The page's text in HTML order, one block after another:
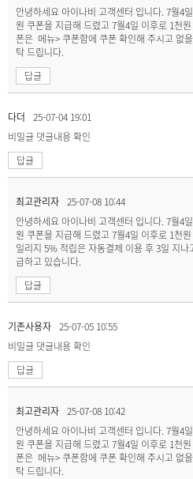
안녕하세요 아이나비 고객센터 입니다. 7월4
원 쿠폰을 지급해 드렸고 7월4일 이후로 1천
폰은 메뉴> 쿠폰함에 쿠폰 확인해 주시고 없
탁 드립니다.
답글
다더
25-07-04 19:01
비밀글 댓글내용 확인
답글
최고관리자 25-07-08 10:44
안녕하세요 아이나비 고객센터 입니다. 7월4
원 쿠폰을 지급해 드렸고 7월4일 이후로 1천
일리지 5% 적립은 자동결제 이용 후 3일 지
급하고 있습니다.
답글
기존사용자 25-07-05 10:55
비밀글 댓글내용 확인
답글
최고관리자 25-07-08 10:42
안녕하세요 아이나비 고객센터 입니다. 7월4
원 쿠폰을 지급해 드렸고 7월4일 이후로 1천
폰은 메뉴> 쿠폰함에 쿠폰 확인해 주시고 없
탁 드립니다.